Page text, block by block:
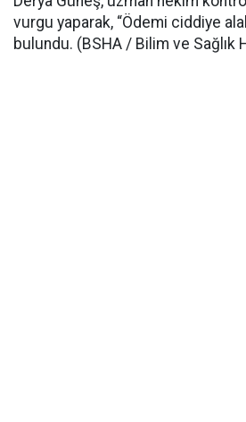
vurgu yaparak, “Ödemi ciddiye
bulundu. (BSHA / Bilim ve Sağlık